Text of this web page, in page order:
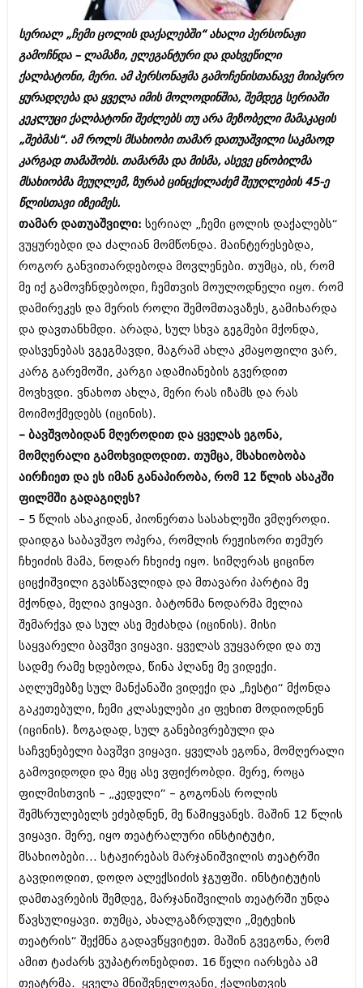
კულინარია
ავტორჩევები
ბელადები
ბიზნესსიახლეები
გვარები
თემიდას სასწორი
იუმორი
კალეიდოსკოპი
ჰოროსკოპი და შეუცნობელი
კრიმინალი
რომანი და დეტექტივი
სახალისო ამბები
შოუბიზნესი
ქალი და მამაკაცი
ისტორია
სხვადასხვა
ანონსი
არქივი
აგვისტო 2018 (162)
ივლისი 2018 (223)
ივნისი 2018 (244)
მაისი 2018 (211)
აპრილი 2018 (194)
თებერვალი 2018 (208)
იანვარი 2018 (215)
დეკემბერი 2017 (243)
ნოემბერი 2017 (212)
ოქტომბერი 2017 (231)
სექტემბერი 2017 (261)
აგვისტო 2017 (212)
ივლისი 2017 (233)
ივნისი 2017 (265)
მაისი 2017 (216)
აპრილი 2017 (220)
მარტი 2017 (212)
იანვარი 2017 (246)
დეკემბერი 2016 (207)
ნოემბერი 2016 (207)
ოქტომბერი 2016 (257)
სექტემბერი 2016 (224)
ბიზნესსიახლეები
გვარები
თემიდას სასწორი
იუმორი
კალეიდოსკოპი
ჰოროსკოპი და შეუცნობელი
კრიმინალი
რომანი და დეტექტივი
სახალისო ამბები
შოუბიზნესი
დაიჯესტი
ქალი და მამაკაცი
ისტორია
სხვადასხვა
ანონსი
ნოემბერი 2020 (103)
ოქტომბერი 2020 (209)
სექტემბერი 2020 (204)
აგვისტო 2020 (249)
ივლისი 2020 (204)
ივნისი 2020 (249)
არქივის ზომის ნახვა
სერიალ „ჩემი ცოლის დაქალებში“ ახალი პერსონაჟი
გამოჩნდა – ლამაზი, ელეგანტური და დახვეწილი
ქალბატონი, მერი. ამ პერსონაჟმა გამოჩენისთანავე მიიპყრო
ყურადღება და ყველა იმის მოლოდინშია, შემდეგ სერიაში
კეკლუცი ქალბატონი შეძლებს თუ არა მეზობელი მამაკაცის
„შებმას“. ამ როლს მსახიობი თამარ დათუაშვილი საკმაოდ
კარგად თამაშობს. თამარმა და მისმა, ასევე ცნობილმა
მსახიობმა მეუღლემ, ზურაბ ცინცქილაძემ შეუღლების 45-ე
წლისთავი იზეიმეს.
თამარ დათუაშვილი: სერიალ „ჩემი ცოლის დაქალებს“
ვუყურებდი და ძალიან მომწონდა. მაინტერესებდა,
როგორ განვითარდებოდა მოვლენები. თუმცა, ის, რომ
მე იქ გამოვჩნდებოდი, ჩემთვის მოულოდნელი იყო. რომ
დამირეკეს და მერის როლი შემომთავაზეს, გამიხარდა
და დავთანხმდი. არადა, სულ სხვა გეგმები მქონდა,
დასვენებას ვგეგმავდი, მაგრამ ახლა კმაყოფილი ვარ,
კარგ გარემოში, კარგი ადამიანების გვერდით
მოვხვდი. ვნახოთ ახლა, მერი რას იზამს და რას
მოიმოქმედებს (იცინის).
– ბავშვობიდან მღეროდით და ყველას ეგონა,
მომღერალი გამოხვიდოდით. თუმცა, მსახიობობა
აირჩიეთ და ეს იმან განაპირობა, რომ 12 წლის ასაკში
ფილმში გადაგიღეს?
– 5 წლის ასაკიდან, პიონერთა სასახლეში ვმღეროდი.
დაიდგა საბავშვო ოპერა, რომლის რეჟისორი თემურ
ჩხეიძის მამა, ნოდარ ჩხეიძე იყო. სიმღერას ციცინო
ციცქიშვილი გვასწავლიდა და მთავარი პარტია მე
მქონდა, მელია ვიყავი. ბატონმა ნოდარმა მელია
შემარქვა და სულ ასე მეძახდა (იცინის). მისი
საყვარელი ბავშვი ვიყავი. ყველას ვუყვარდი და თუ
სადმე რამე ხდებოდა, წინა პლანე მე ვიდექი.
აღლუმებზე სულ მანქანაში ვიდექი და „ჩესტი“ მქონდა
გაკეთებული, ჩემი კლასელები კი ფეხით მოდიოდნენ
(იცინის). ზოგადად, სულ განებივრებული და
საჩვენებელი ბავშვი ვიყავი. ყველას ეგონა, მომღერალი
გამოვიდოდი და მეც ასე ვფიქრობდი. მერე, როცა
ფილმისთვის – „კედელი“ – გოგონას როლის
შემსრულებელს ეძებდნენ, მე წამიყვანეს. მაშინ 12 წლის
ვიყავი. მერე, იყო თეატრალური ინსტიტუტი,
მსახიობები... სტაჟირებას მარჯანიშვილის თეატრში
გავდიოდით, დოდო ალექსიძის ჯგუფში. ინსტიტუტის
დამთავრების შემდეგ, მარჯანიშვილის თეატრში უნდა
წავსულიყავი. თუმცა, ახალგაზრდული „მეტეხის
თეატრის“ შექმნა გადავწყვიტეთ. მაშინ გვეგონა, რომ
ამით ტაძარს ვუპატრონებდით. 16 წელი იარსება ამ
თეატრმა. ყველა მნიშვნელოვანი, ქალისთვის